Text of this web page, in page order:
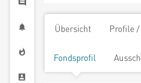
Übersicht Profile
Fondsprofil